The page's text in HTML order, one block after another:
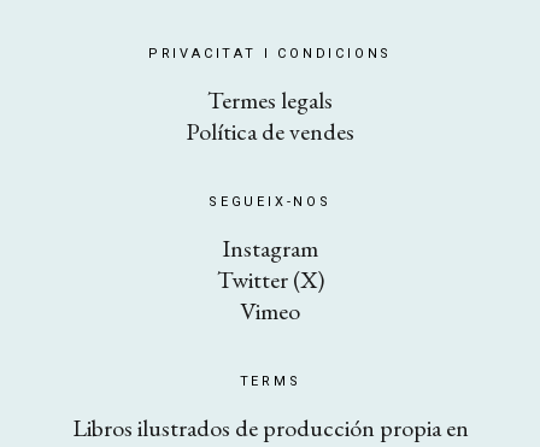
PRIVACITAT I CONDICIONS
​Termes legals
Política de vendes
SEGUEIX-NOS
Instagram
Twitter (X)
Vimeo
TERMS
Libros ilustrados de producción propia en